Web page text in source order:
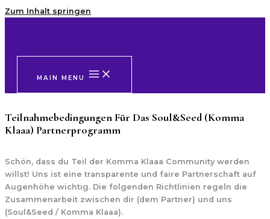
Zum Inhalt springen
MAIN MENU
Teilnahmebedingungen Für Das Soul&Seed (Komma
Klaaa) Partnerprogramm
Schön, dass du Teil der Komma Klaaa Community werden
willst! Uns ist eine transparente und faire Partnerschaft auf
Augenhöhe wichtig. Die folgenden Richtlinien regeln die
Zusammenarbeit zwischen dir (dem Partner) und uns
(Soul&Seed / Komma Klaaa).